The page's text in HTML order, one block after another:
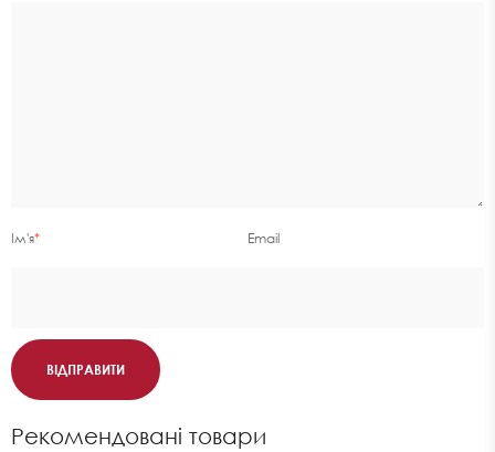
Ім'я* Email
ВІДПРАВИТИ
Рекомендовані товари